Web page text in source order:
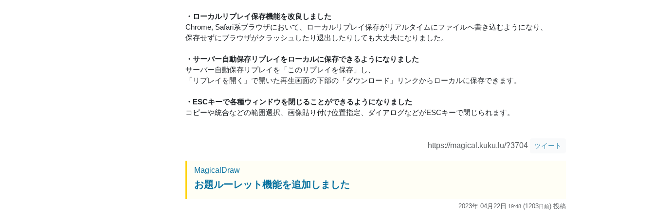
・ローカルリプレイ保存機能を改良しました
Chrome, Safari系ブラウザにおいて、ローカルリプレイ保存がリアルタイムにファイルへ書き込むようになり、
保存せずにブラウザがクラッシュしたり退出したりしても大丈夫になりました。
・サーバー自動保存リプレイをローカルに保存できるようになりました
サーバー自動保存リプレイを「このリプレイを保存」し、
「リプレイを開く」で開いた再生画面の下部の「ダウンロード」リンクからローカルに保存できます。
・ESCキーで各種ウィンドウを閉じることができるようになりました
コピーや統合などの範囲選択、画像貼り付け位置指定、ダイアログなどがESCキーで閉じられます。
https://magical.kuku.lu/?3704 ツイート
MagicalDraw
お題ルーレット機能を追加しました
2023年 04月22日 19:48 (1203日前) 投稿